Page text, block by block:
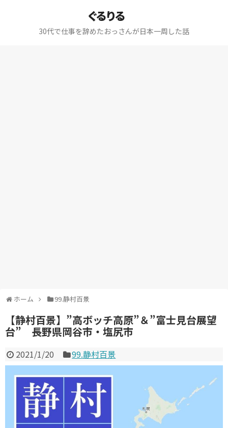
ぐるりる
30代で仕事を辞めたおっさんが日本一周した話
ホーム 99.静村百景
【静村百景】”高ボッチ高原”＆”富士見台展望
台” 長野県岡谷市・塩尻市
2021/1/20 99.静村百景